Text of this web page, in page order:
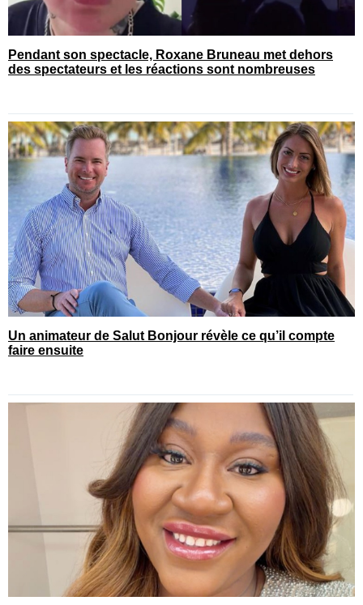
Pendant son spectacle, Roxane Bruneau met dehors
des spectateurs et les réactions sont nombreuses
Un animateur de Salut Bonjour révèle ce qu’il compte
faire ensuite